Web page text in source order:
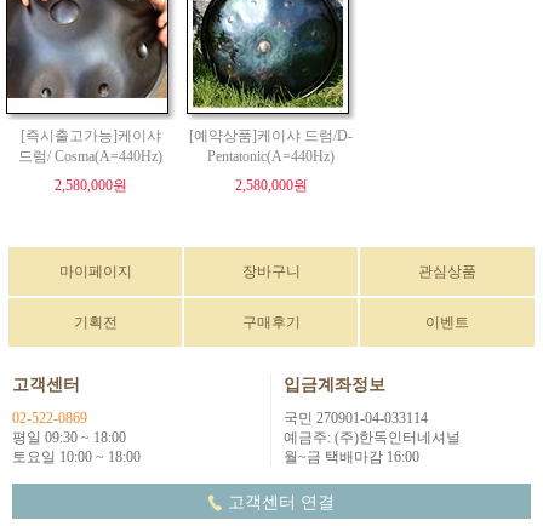
[즉시출고가능]케이샤
드럼/ Cosma(A=440Hz)
2,580,000원
[예약상품]케이샤 드럼/D-
Pentatonic(A=440Hz)
2,580,000원
마이페이지 장바구니 관심상품
기획전 구매후기 이벤트
고객센터
02-522-0869
평일 09:30 ~ 18:00
토요일 10:00 ~ 18:00
입금계좌정보
국민 270901-04-033114
예금주: (주)한독인터네셔널
월~금 택배마감 16:00
고객센터 연결